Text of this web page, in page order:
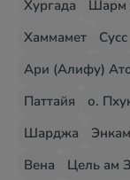
Хургада Шарм
Хаммамет
Сусс
Ари (Алифу)
Паттайя
о.
Шарджа
Вена
Цель ам